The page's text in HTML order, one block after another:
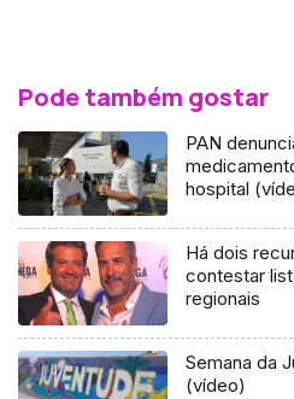
Pode também gostar
PAN
hospital
Há dois
contestar
regionais
Semana da
(vídeo)